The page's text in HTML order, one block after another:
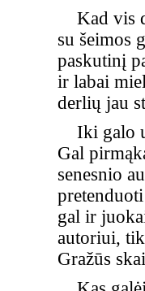
Kad vis
su šeimos
paskutinį
ir labai
derlių jau
Iki galo
Gal
senesnio
gal ir
autoriui,
Gražūs